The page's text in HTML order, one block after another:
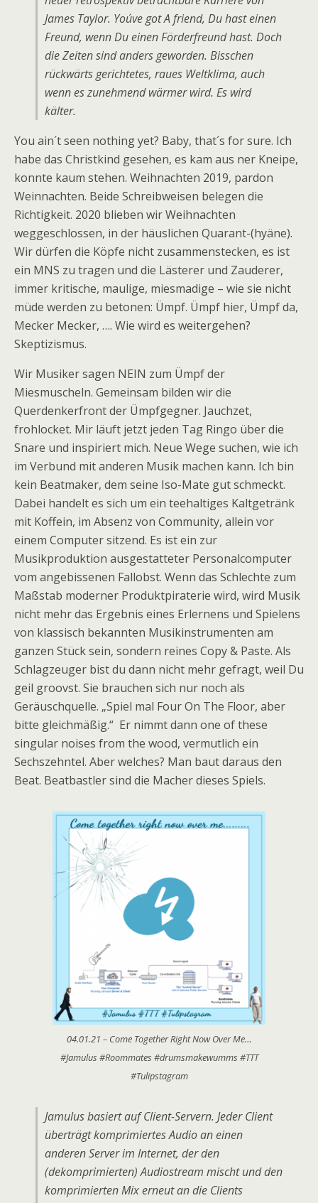
James Taylor. You´ve got A friend, Du hast einen
Freund, wenn Du einen Förderfreund hast. Doch
die Zeiten sind anders geworden. Bisschen
rückwärts gerichtetes, raues Weltklima, auch
wenn es zunehmend wärmer wird. Es wird
kälter.
You ain´t seen nothing yet? Baby, that´s for sure. Ich
habe das Christkind gesehen, es kam aus ner Kneipe,
konnte kaum stehen. Weihnachten 2019, pardon
Weinnachten. Beide Schreibweisen belegen die
Richtigkeit. 2020 blieben wir Weihnachten
weggeschlossen, in der häuslichen Quarant-(hyäne).
Wir dürfen die Köpfe nicht zusammenstecken, es ist
ein MNS zu tragen und die Lästerer und Zauderer,
immer kritische, maulige, miesmadige – wie sie nicht
müde werden zu betonen: Ümpf. Ümpf hier, Ümpf da,
Mecker Mecker, …. Wie wird es weitergehen?
Skeptizismus.
Wir Musiker sagen NEIN zum Ümpf der
Miesmuscheln. Gemeinsam bilden wir die
Querdenkerfront der Ümpfgegner. Jauchzet,
frohlocket. Mir läuft jetzt jeden Tag Ringo über die
Snare und inspiriert mich. Neue Wege suchen, wie ich
im Verbund mit anderen Musik machen kann. Ich bin
kein Beatmaker, dem seine Iso-Mate gut schmeckt.
Dabei handelt es sich um ein teehaltiges Kaltgetränk
mit Koffein, im Absenz von Community, allein vor
einem Computer sitzend. Es ist ein zur
Musikproduktion ausgestatteter Personalcomputer
vom angebissenen Fallobst. Wenn das Schlechte zum
Maßstab moderner Produktpiraterie wird, wird Musik
nicht mehr das Ergebnis eines Erlernens und Spielens
von klassisch bekannten Musikinstrumenten am
ganzen Stück sein, sondern reines Copy & Paste. Als
Schlagzeuger bist du dann nicht mehr gefragt, weil Du
geil groovst. Sie brauchen sich nur noch als
Geräuschquelle. „Spiel mal Four On The Floor, aber
bitte gleichmäßig.“ Er nimmt dann one of these
singular noises from the wood, vermutlich ein
Sechszehntel. Aber welches? Man baut daraus den
Beat. Beatbastler sind die Macher dieses Spiels.
04.01.21 – Come Together Right Now Over Me…
#Jamulus #Roommates #drumsmakewumms #TTT
#Tulipstagram
Jamulus basiert auf Client-Servern. Jeder Client
überträgt komprimiertes Audio an einen
anderen Server im Internet, der den
(dekomprimierten) Audiostream mischt und den
komprimierten Mix erneut an die Clients